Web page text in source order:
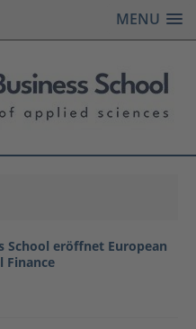
MENU
School eröffnet European
Finance